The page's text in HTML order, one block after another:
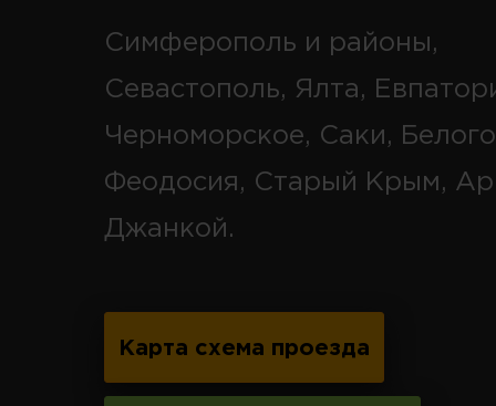
Симферополь и районы,
Севастополь, Ялта,
Черноморское, Саки,
Феодосия, Старый Крым,
Джанкой.
Карта схема проезда